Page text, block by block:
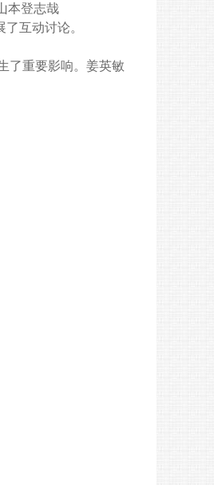
本登志哉
互动讨论。
了重要影响。姜英敏